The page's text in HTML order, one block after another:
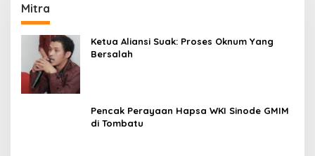
Mitra
Ketua Aliansi Suak: Proses Oknum Yang
Bersalah
Pencak Perayaan Hapsa WKI Sinode GMIM
di Tombatu